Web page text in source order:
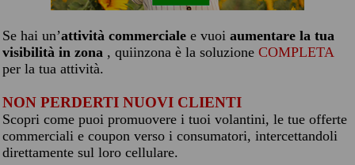
Se hai un’attività commerciale e vuoi aumentare la tua
visibilità in zona , quiinzona è la soluzione COMPLETA
per la tua attività.
NON PERDERTI NUOVI CLIENTI
Scopri come puoi promuovere i tuoi volantini, le tue offerte
commerciali e coupon verso i consumatori, intercettandoli
direttamente sul loro cellulare.